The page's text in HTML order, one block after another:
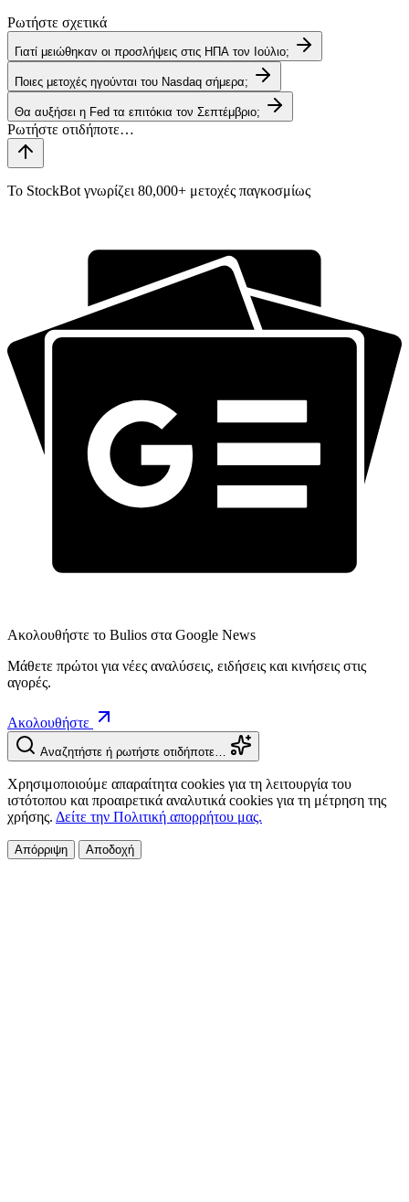
Ρωτήστε σχετικά
Γιατί μειώθηκαν οι προσλήψεις στις ΗΠΑ τον Ιούλιο;
Ποιες μετοχές ηγούνται του Nasdaq σήμερα;
Θα αυξήσει η Fed τα επιτόκια τον Σεπτέμβριο;
Το StockBot γνωρίζει 80,000+ μετοχές παγκοσμίως
Ακολουθήστε το Bulios στα Google News
Μάθετε πρώτοι για νέες αναλύσεις, ειδήσεις και κινήσεις στις
αγορές.
Ακολουθήστε
Αναζητήστε ή ρωτήστε οτιδήποτε…
Χρησιμοποιούμε απαραίτητα cookies για τη λειτουργία του
ιστότοπου και προαιρετικά αναλυτικά cookies για τη μέτρηση της
χρήσης. Δείτε την Πολιτική απορρήτου μας.
Απόρριψη Αποδοχή